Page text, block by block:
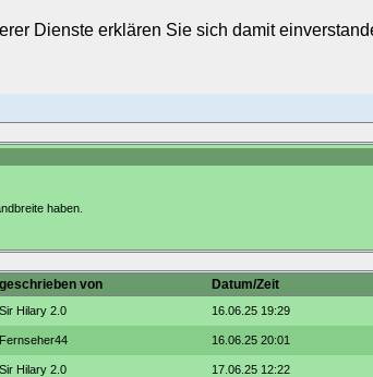
Dienste erklären Sie sich damit
haben.
geschrieben von Datum/Zeit
Sir Hilary 2.0 16.06.25 19:29
Fernseher44 16.06.25 20:01
Sir Hilary 2.0 17.06.25 12:22